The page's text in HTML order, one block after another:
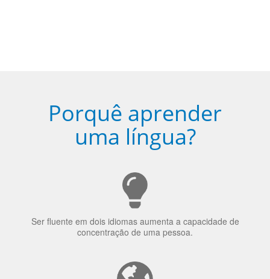
Porquê aprender
uma língua?
Ser fluente em dois idiomas aumenta a capacidade de
concentração de uma pessoa.